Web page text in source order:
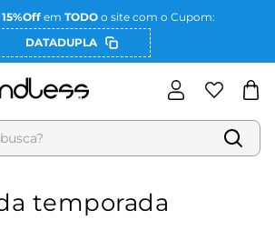
15%Offem TODOo site com o Cupom:
DATADUPLA
temporada